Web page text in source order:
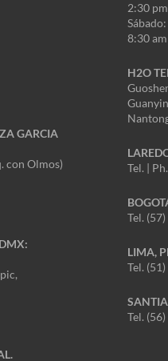
GARCIA
con Olmos)
2:30
Sábado:
8:30
H2O
Tel. |
Tel.
LIMA,
Tel.
Tel.